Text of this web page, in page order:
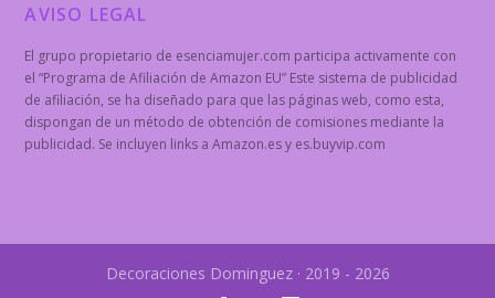
AVISO LEGAL
El grupo propietario de esenciamujer.com participa activamente con
el “Programa de Afiliación de Amazon EU” Este sistema de publicidad
de afiliación, se ha diseñado para que las páginas web, como esta,
dispongan de un método de obtención de comisiones mediante la
publicidad. Se incluyen links a Amazon.es y es.buyvip.com
Decoraciones Dominguez · 2019 - 2026